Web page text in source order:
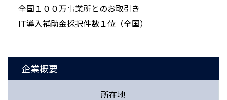
全国１００万事業所とのお取引き
IT導入補助金採択件数１位（全国）
企業概要
所在地